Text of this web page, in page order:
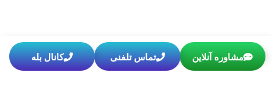
مشاوره آنلاین تماس تلفنی کانال بله